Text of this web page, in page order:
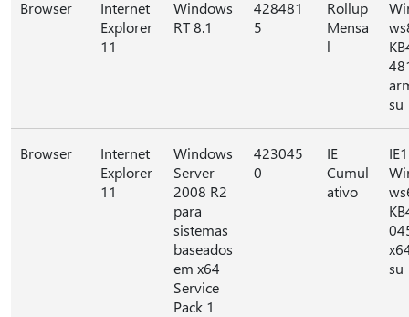
Browser
Internet
Explorer
11
Windows
RT 8.1
428481
5
Rollup
Mensa
l
su
Browser
Internet
Explorer
11
Windows
Server
2008 R2
para
sistemas
baseados
em x64
Service
Pack 1
423045
0
IE
Cumul
ativo
su